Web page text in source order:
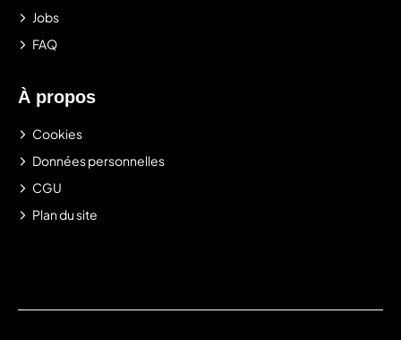
Jobs
FAQ
À propos
Cookies
Données personnelles
CGU
Plan du site